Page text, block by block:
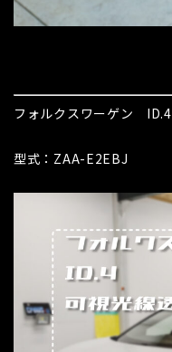
フォルクスワーゲン ID.4
型式：ZAA-E2EBJ